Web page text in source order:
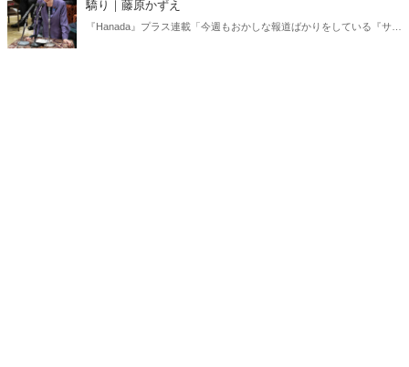
驕り｜藤原かずえ
『Hanada』プラス連載「今週もおかしな報道ばかりをしている『サン